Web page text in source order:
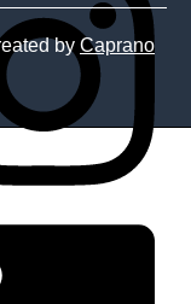
by Caprano